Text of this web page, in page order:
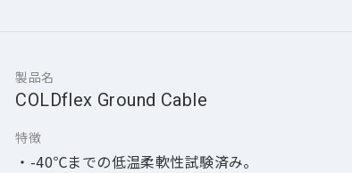
た柔軟性といったお客様の特定要件に沿って製造
【導体材料】
・銅　・無酸素銅　・アルミ　・銅合金　・銅覆鋼
・銅覆鋼アルミ　・抵抗線　・マグネットワイヤ
製品名
COLDflex Ground Cable
特徴
・-40℃までの低温柔軟性試験済み。